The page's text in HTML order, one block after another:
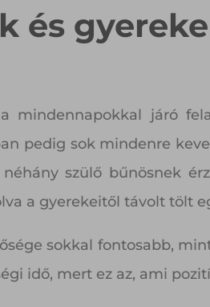
és
járó
pedig sok mindenre
szülő bűnösnek
a gyerekeitől távolt tölt
sokkal fontosabb,
idő, mert ez az, ami